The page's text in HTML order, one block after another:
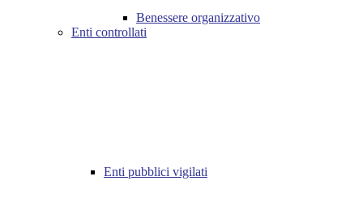
Benessere organizzativo
Enti controllati
Enti pubblici vigilati